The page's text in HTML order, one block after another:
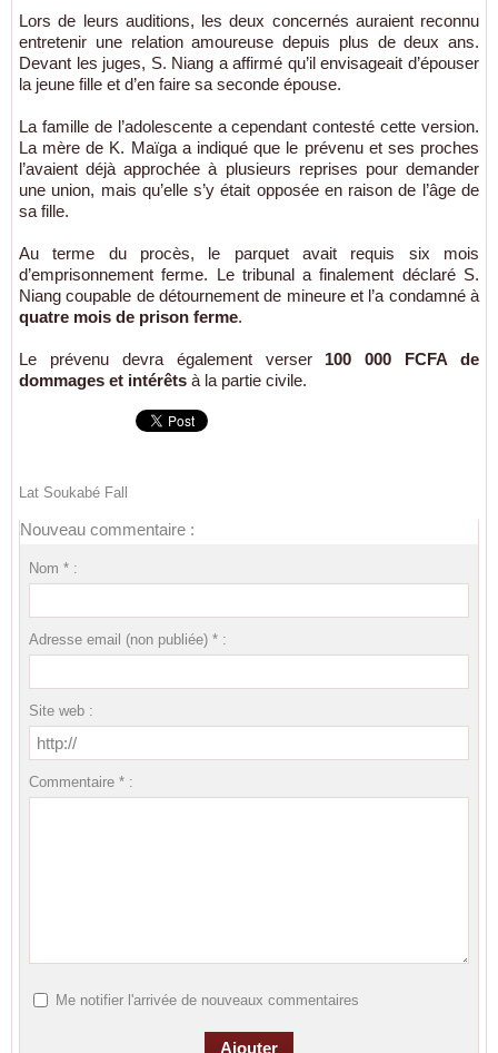
Lors de leurs auditions, les deux concernés auraient reconnu
entretenir une relation amoureuse depuis plus de deux ans.
Devant les juges, S. Niang a affirmé qu’il envisageait d’épouser
la jeune fille et d’en faire sa seconde épouse.
La famille de l’adolescente a cependant contesté cette version.
La mère de K. Maïga a indiqué que le prévenu et ses proches
l’avaient déjà approchée à plusieurs reprises pour demander
une union, mais qu’elle s’y était opposée en raison de l’âge de
sa fille.
Au terme du procès, le parquet avait requis six mois
d’emprisonnement ferme. Le tribunal a finalement déclaré S.
Niang coupable de détournement de mineure et l’a condamné à
quatre mois de prison ferme.
Le prévenu devra également verser 100 000 FCFA de
dommages et intérêts à la partie civile.
Lat Soukabé Fall
Nouveau commentaire :
Nom * :
Adresse email (non publiée) * :
Site web :
Commentaire * :
Me notifier l'arrivée de nouveaux commentaires